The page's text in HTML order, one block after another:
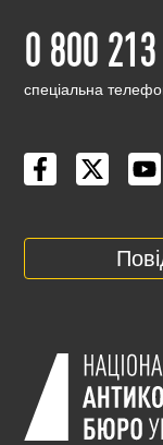
0 800
cпеціальна